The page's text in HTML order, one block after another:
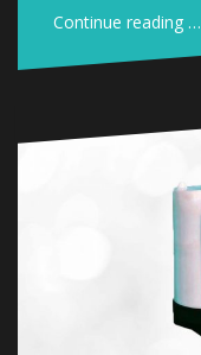
Continue reading …